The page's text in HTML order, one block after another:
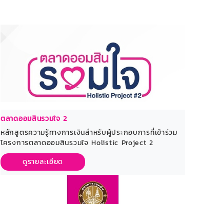
ตลาดออมสินรวมใจ 2
หลักสูตรความรู้ทางการเงินสำหรับผู้ประกอบการที่เข้าร่วม
โครงการตลาดออมสินรวมใจ Holistic Project 2
ดูรายละเอียด